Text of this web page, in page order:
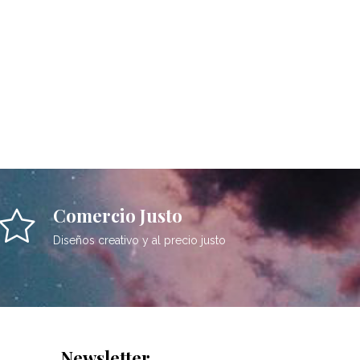
Comercio Justo
Diseños creativo y al precio justo